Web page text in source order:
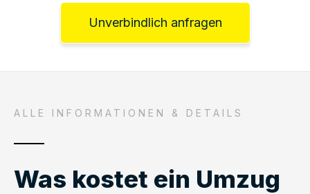
Unverbindlich anfragen
ALLE INFORMATIONEN & DETAILS
Was kostet ein Umzug